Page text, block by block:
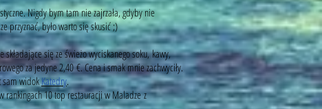
Nigdy bym tam nie zajrzała, gdyby nie
przyznać, było warto się skusić ;)
się ze świeżo wyciskanego soku, kawy,
za jedyne 2,40 €. Cena i smak mnie zachwyciły.
sam widokKatedry.
rankingach 10 top restauracji w Maladze z